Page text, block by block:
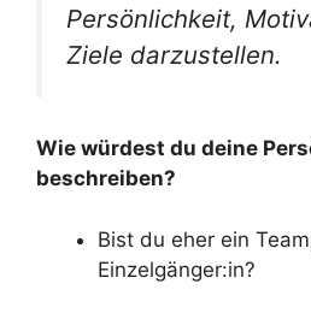
Persönlichkeit,
Ziele darzustellen.
Wie würdest du deine
beschreiben?
Bist du eher ein
Einzelgänger:in?